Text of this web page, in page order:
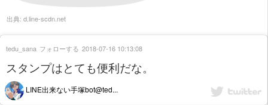
出典: d.line-scdn.net
スタンプはとても便利だな。
LINE出来ない手塚bot@ted...
tedu_sana フォローする 2018-07-16 10:13:08